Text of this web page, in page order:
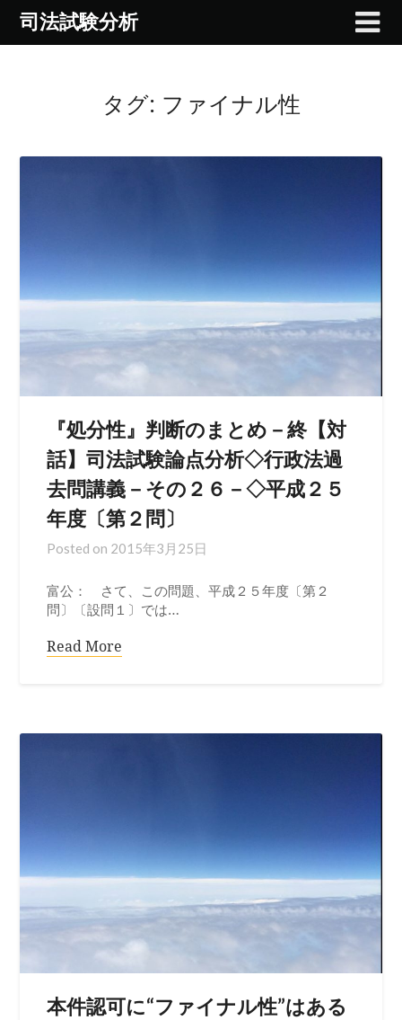
Skip司法試験分析
タグ: ファイナル性
『処分性』判断のまとめ－終【対
話】司法試験論点分析◇行政法過
去問講義－その２６－◇平成２５
年度〔第２問〕
Posted on 2015年3月25日
富公： さて、この問題、平成２５年度〔第２
問〕〔設問１〕では…
Read More
本件認可に“ファイナル性”はある